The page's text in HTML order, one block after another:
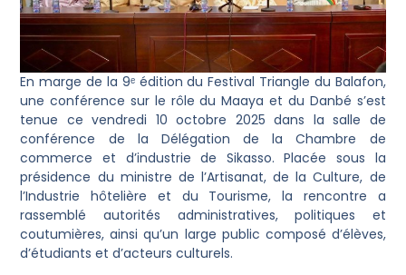
En marge de la 9ᵉ édition du Festival Triangle du Balafon,
une conférence sur le rôle du Maaya et du Danbé s’est
tenue ce vendredi 10 octobre 2025 dans la salle de
conférence de la Délégation de la Chambre de
commerce et d’industrie de Sikasso. Placée sous la
présidence du ministre de l’Artisanat, de la Culture, de
l’Industrie hôtelière et du Tourisme, la rencontre a
rassemblé autorités administratives, politiques et
coutumières, ainsi qu’un large public composé d’élèves,
d’étudiants et d’acteurs culturels.